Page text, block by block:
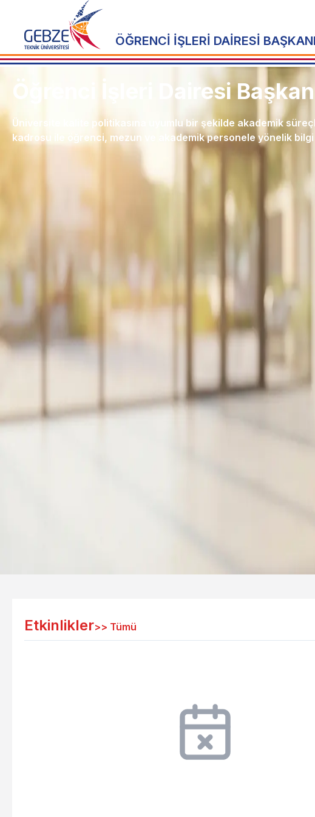
ÖĞRENCİ İŞLERİ DAİRESİ
Öğrenci İşleri Dairesi
Üniversite kalite politikasına uyumlu bir şekilde akademik
kadrosu ile öğrenci, mezun ve akademik personele yönelik
Etkinlikler>> Tümü